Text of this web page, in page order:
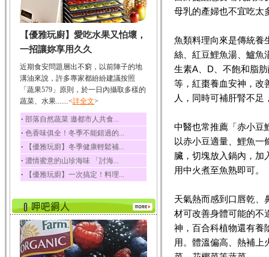
肪酸內富含EPA和DH...
韭菜
韭菜所含的膳食纖維能
幫助消化與通便；揮...
冬瓜
冬瓜營養價值高，鈉含
量極低是水腫病人的...
豆豉
豆豉裡頭含有營養的蛋
白質、脂肪、鈣、磷...
榛果
榛果裡所含的營養素有
蛋白質、脂肪、醣類...
迷迭香
酸、迷迭香酸、植物...
咖啡
咖啡中的咖啡因會刺激
中樞神經系統，特別...
【優雅玩廚】愛吃水果又怕壞，
一招讓妳享用久久
近期食安問題層出不窮，以前陣子的地
溝油來說，許多專家都紛紛建議按照
「蔬果579」原則，於一日內攝取多樣的
蔬菜、水果.......<詳全文>
‧ 部落自然蔬菜 邀都市人共食...
‧ 色香味俱全！冬季不能錯過的...
‧ 【優雅玩廚】冬季健康輕鬆補...
‧ 濃情蜜意的山珍海味 「討海...
‧ 【優雅玩廚】一次搞定！料理...
母乳的產婦也不宜吃太
魚類料理向來是傳統養
絲、紅豆鯉魚湯、鱸魚
生素A、D、不飽和脂
等，紅棗養血安神，改
人，同時可補肝腎不足
中醫也常推薦「赤小豆
以赤小豆適量、鯉魚一
臟，切塊放入鍋內，加
用中火煮至魚熟即可。
天氣熱而感到口唇乾、
材可改善身體可能的不
神，百合科植物還有養
用。體溫偏高、熱補上